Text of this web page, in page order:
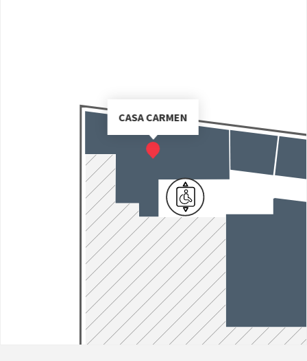
CASA CARMEN